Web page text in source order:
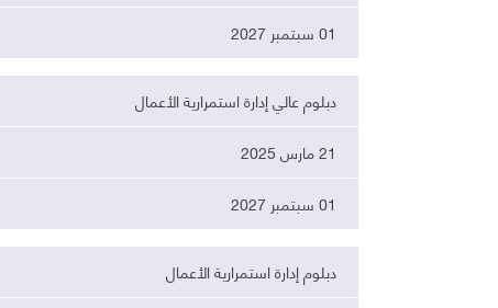
01 سبتمبر 2027
دبلوم عالي إدارة استمرارية الأعمال
21 مارس 2025
01 سبتمبر 2027
دبلوم إدارة استمرارية الأعمال